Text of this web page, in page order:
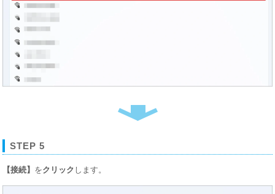
STEP 5
【接続】 をクリック します。